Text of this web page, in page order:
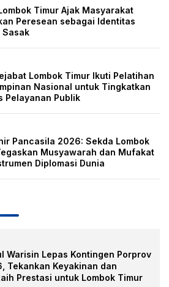
Timur Ajak Masyarakat
Peresean sebagai Identitas
Sasak
Lombok Timur Ikuti Pelatihan
Nasional untuk Tingkatkan
Pelayanan Publik
Pancasila 2026: Sekda Lombok
Musyawarah dan Mufakat
Diplomasi Dunia
Warisin Lepas Kontingen Porprov
Tekankan Keyakinan dan
Prestasi untuk Lombok Timur